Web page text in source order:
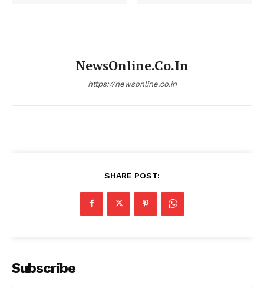
NewsOnline.co.in
https://newsonline.co.in
SHARE POST:
Subscribe